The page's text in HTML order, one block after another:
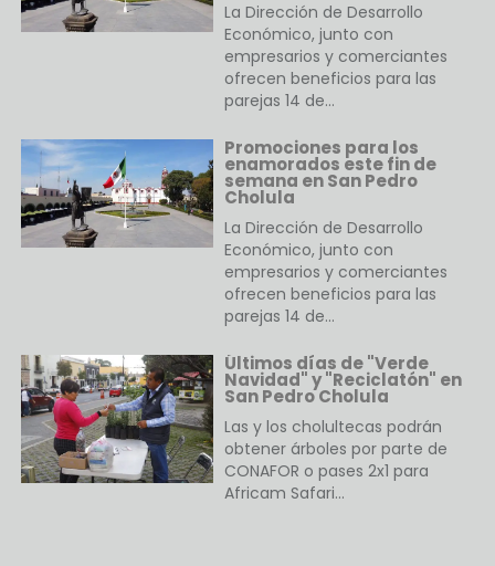
La Dirección de Desarrollo
Económico, junto con
empresarios y comerciantes
ofrecen beneficios para las
parejas 14 de…
Promociones para los
enamorados este fin de
semana en San Pedro
Cholula
La Dirección de Desarrollo
Económico, junto con
empresarios y comerciantes
ofrecen beneficios para las
parejas 14 de…
Últimos días de "Verde
Navidad" y "Reciclatón" en
San Pedro Cholula
Las y los cholultecas podrán
obtener árboles por parte de
CONAFOR o pases 2x1 para
Africam Safari…